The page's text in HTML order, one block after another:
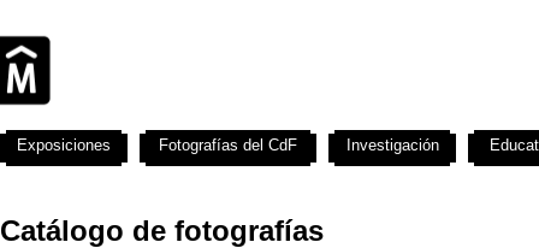
Catálogo de fotografías
Exposiciones Fotografías del CdF Investigación